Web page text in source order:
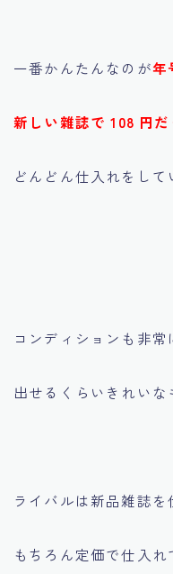
一番かんたんなのが年
新しい雜誌で 108 円だ
どんどん仕入れをして
コンディションも非常
出せるくらいきれいな
ライバルは新品雑誌を
もちろん定価で仕入れ